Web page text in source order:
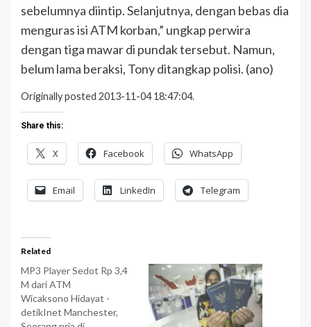
sebelumnya diintip. Selanjutnya, dengan bebas dia
menguras isi ATM korban,” ungkap perwira
dengan tiga mawar di pundak tersebut. Namun,
belum lama beraksi, Tony ditangkap polisi. (ano)
Originally posted 2013-11-04 18:47:04.
Share this:
X Facebook WhatsApp
Email LinkedIn Telegram
Related
MP3 Player Sedot Rp 3,4
M dari ATM
Wicaksono Hidayat -
detikInet Manchester,